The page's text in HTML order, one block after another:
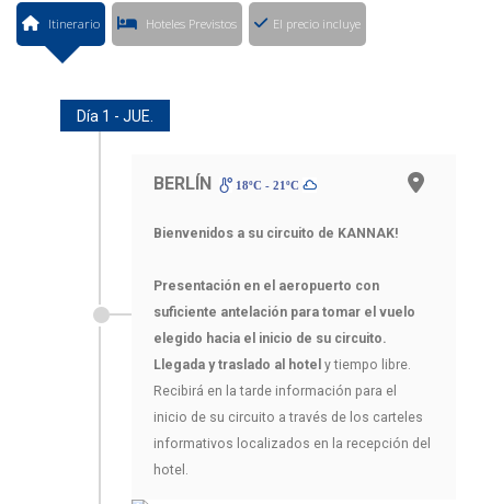
Itinerario Hoteles Previstos El precio incluye
Día 1 - JUE.
BERLÍN 18ºC - 21ºC
Bienvenidos a su circuito de KANNAK!
Presentación en el aeropuerto con
suficiente antelación para tomar el vuelo
elegido hacia el inicio de su circuito.
Llegada y traslado al hotel y tiempo libre.
Recibirá en la tarde información para el
inicio de su circuito a través de los carteles
informativos localizados en la recepción del
hotel.